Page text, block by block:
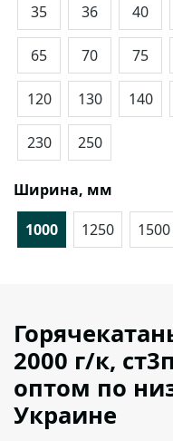
35 36 40
65 70 75
120 130 140
230 250
Ширина, мм
1000
1250 1500
2000 г/к,
оптом по
Украине